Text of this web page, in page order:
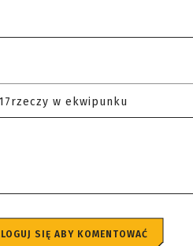
17rzeczy w ekwipunku
SIĘ ABY KOMENTOWAĆ